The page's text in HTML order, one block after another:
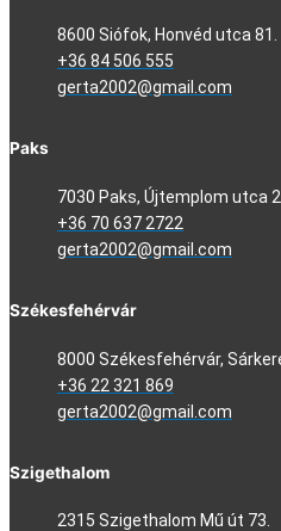
8600 Siófok, Honvéd utca 81.
+36 84 506 555
gerta2002@gmail.com
Paks
7030 Paks, Újtemplom utca
+36 70 637 2722
gerta2002@gmail.com
Székesfehérvár
8000 Székesfehérvár,
+36 22 321 869
gerta2002@gmail.com
Szigethalom
2315 Szigethalom Mű út 73.